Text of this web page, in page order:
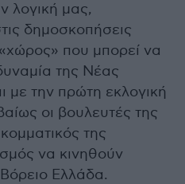
λογική μας,
δημοσκοπήσεις
που μπορεί να
της Νέας
με την πρώτη εκλογική
οι βουλευτές της
της
να κινηθούν
Ελλάδα.